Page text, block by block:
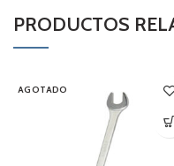
PRODUCTOS
AGOTADO